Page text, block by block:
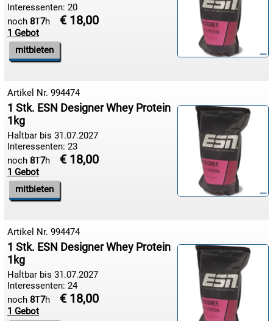
11.08:
12.08:
12.08:
12.08:
12.08:
12.08:
13.08:
13.08:

€ 3,00
€ 2,00

Interessenten: 20
noch 8T7h € 18,00
1 Gebot
mitbieten
Artikel Nr. 994474
1 Stk. ESN Designer Whey Protein
1kg
Haltbar bis 31.07.2027
Interessenten: 23
noch 8T7h € 18,00
1 Gebot
mitbieten
Artikel Nr. 994474
1 Stk. ESN Designer Whey Protein
1kg
Haltbar bis 31.07.2027
Interessenten: 24
noch 8T7h € 18,00
1 Gebot